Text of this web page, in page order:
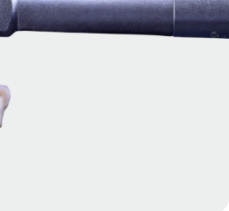
работы при
решение
импульсивно
повторном